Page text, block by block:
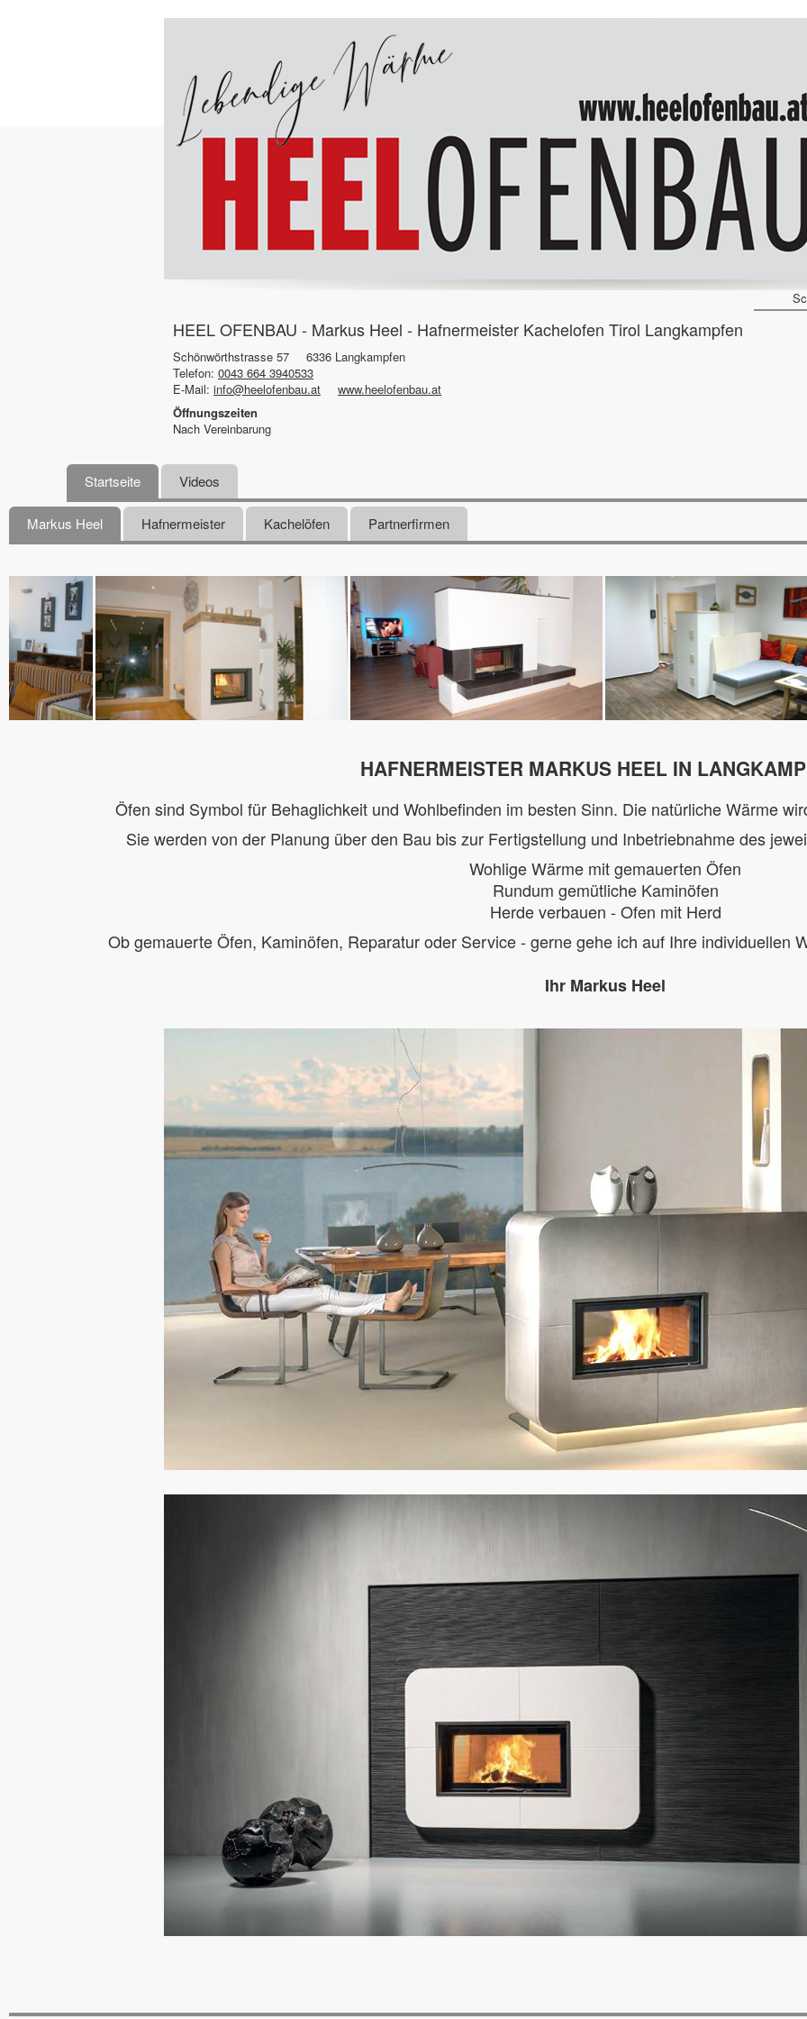
HEEL OFENBAU - Markus Heel - Hafnermeister Kachelofen Tirol Langkampfen
Schönwörthstrasse 57
6336 Langkampfen
Telefon: 0043 664 3940533
E-Mail: info@heelofenbau.at
www.heelofenbau.at
Öffnungszeiten
Nach Vereinbarung
Startseite Videos
Markus Heel Hafnermeister Kachelöfen Partnerfirmen
HAFNERMEISTER MARKUS HEEL IN
Öfen sind Symbol für Behaglichkeit und Wohlbefinden im besten Sinn. Die natürliche Wärme
Sie werden von der Planung über den Bau bis zur Fertigstellung und Inbetriebnahme des
Wohlige Wärme mit gemauerten Öfen
Rundum gemütliche Kaminöfen
Herde verbauen - Ofen mit Herd
Ob gemauerte Öfen, Kaminöfen, Reparatur oder Service - gerne gehe ich auf Ihre individuellen
Ihr Markus Heel